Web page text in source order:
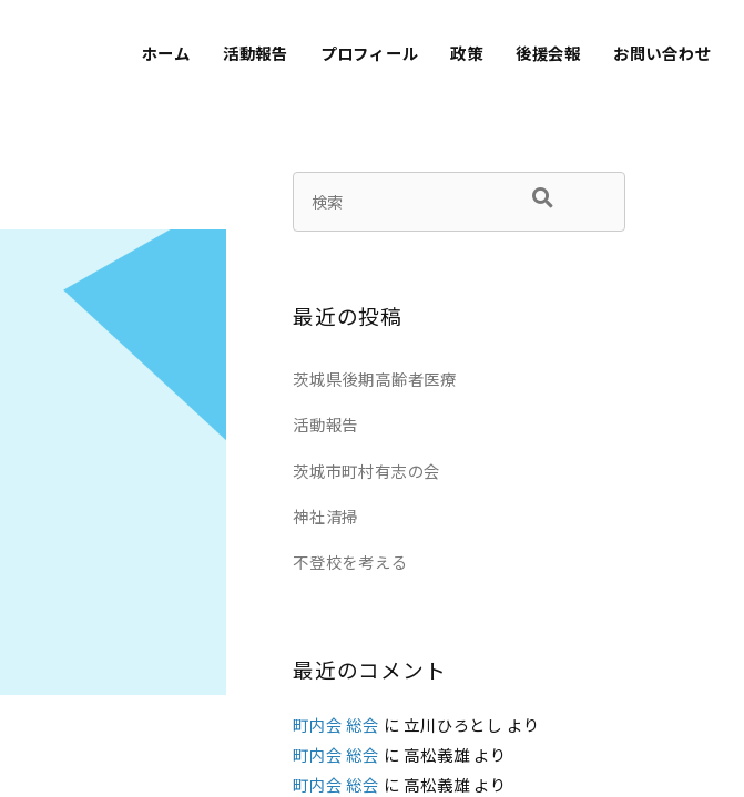
ホーム 活動報告 プロフィール 政策 後援会報 お問い合わせ
最近の投稿
茨城県後期高齢者医療
活動報告
茨城市町村有志の会
神社清掃
不登校を考える
最近のコメント
町内会 総会 に 立川ひろとし より
町内会 総会 に 高松義雄より
町内会 総会 に 高松義雄より